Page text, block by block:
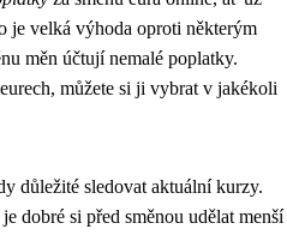
je velká výhoda oproti některým
měn účtují nemalé poplatky.
můžete si ji vybrat v jakékoli
důležité sledovat aktuální kurzy.
dobré si před směnou udělat menší